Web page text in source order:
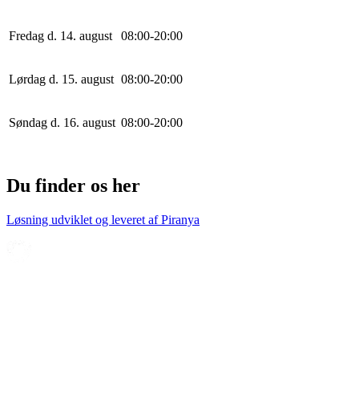
Fredag d. 14. august 08:00-20:00
Lørdag d. 15. august 08:00-20:00
Søndag d. 16. august 08:00-20:00
Du finder os her
Løsning udviklet og leveret afPiranya